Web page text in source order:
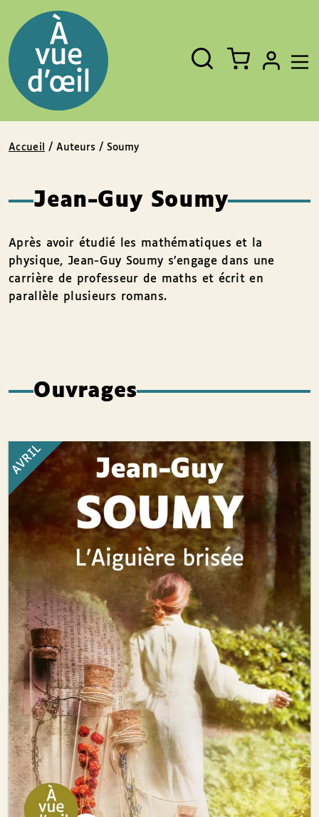
Fermer
Rechercher
un
livre,
un
auteur,
un
EAN
Accueil / Auteurs / Soumy
Jean-Guy Soumy
Après avoir étudié les mathématiques et la
physique, Jean-Guy Soumy s’engage dans une
carrière de professeur de maths et écrit en
parallèle plusieurs romans.
Ouvrages
AVRIL